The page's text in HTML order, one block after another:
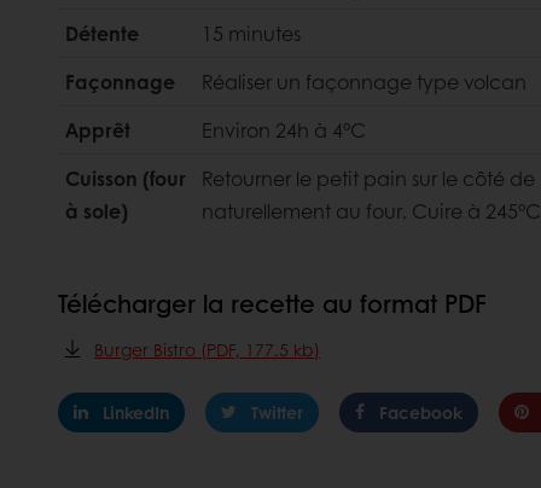
Détente
15 minutes
Façonnage
Réaliser un façonnage type volcan
Apprêt
Environ 24h à 4°C
Cuisson (four
à sole)
Retourner le petit pain sur le côté de
naturellement au four. Cuire à
Télécharger la recette au format PDF
Burger Bistro (PDF, 177.5 kb)
LinkedIn Twitter Facebook